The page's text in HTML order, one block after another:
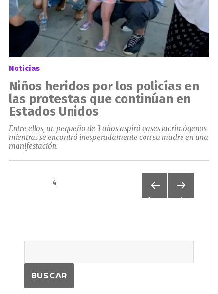
Noticias
Niños heridos por los policías en
las protestas que continúan en
Estados Unidos
Entre ellos, un pequeño de 3 años aspiró gases lacrimógenos
mientras se encontró inesperadamente con su madre en una
manifestación.
Paginación
PÁGINA4